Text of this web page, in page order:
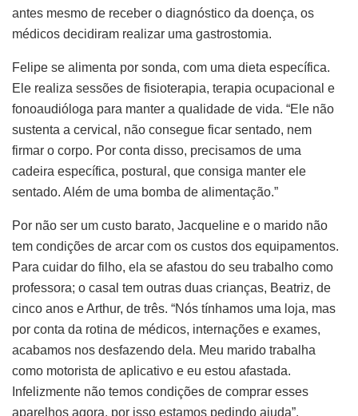
antes mesmo de receber o diagnóstico da doença, os
médicos decidiram realizar uma gastrostomia.
Felipe se alimenta por sonda, com uma dieta específica.
Ele realiza sessões de fisioterapia, terapia ocupacional e
fonoaudióloga para manter a qualidade de vida. “Ele não
sustenta a cervical, não consegue ficar sentado, nem
firmar o corpo. Por conta disso, precisamos de uma
cadeira específica, postural, que consiga manter ele
sentado. Além de uma bomba de alimentação.”
Por não ser um custo barato, Jacqueline e o marido não
tem condições de arcar com os custos dos equipamentos.
Para cuidar do filho, ela se afastou do seu trabalho como
professora; o casal tem outras duas crianças, Beatriz, de
cinco anos e Arthur, de três. “Nós tínhamos uma loja, mas
por conta da rotina de médicos, internações e exames,
acabamos nos desfazendo dela. Meu marido trabalha
como motorista de aplicativo e eu estou afastada.
Infelizmente não temos condições de comprar esses
aparelhos agora, por isso estamos pedindo ajuda”.